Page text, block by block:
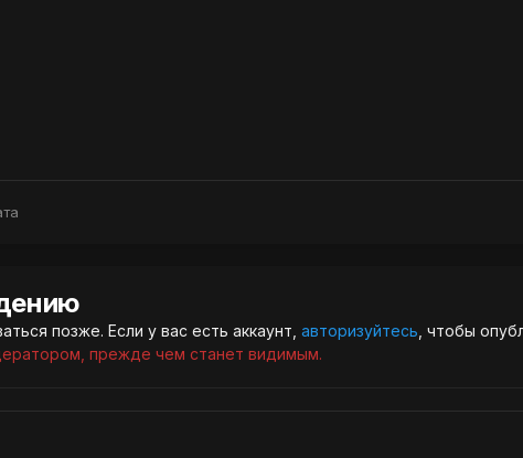
позже. Если у вас есть аккаунт, авторизуйтесь , чтобы
прежде чем станет видимым.